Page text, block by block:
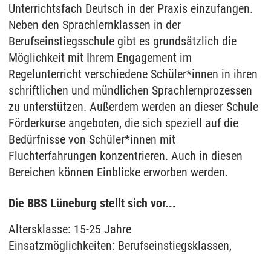
Unterrichtsfach Deutsch in der Praxis einzufangen.
Neben den Sprachlernklassen in der
Berufseinstiegsschule gibt es grundsätzlich die
Möglichkeit mit Ihrem Engagement im
Regelunterricht verschiedene Schüler*innen in ihren
schriftlichen und mündlichen Sprachlernprozessen
zu unterstützen. Außerdem werden an dieser Schule
Förderkurse angeboten, die sich speziell auf die
Bedürfnisse von Schüler*innen mit
Fluchterfahrungen konzentrieren. Auch in diesen
Bereichen können Einblicke erworben werden.
Die BBS Lüneburg stellt sich vor...
Altersklasse: 15-25 Jahre
Einsatzmöglichkeiten: Berufseinstiegsklassen,